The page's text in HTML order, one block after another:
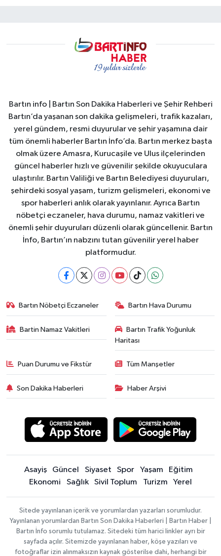
Bartın info | Bartın Son Dakika Haberleri ve Şehir Rehberi
Bartın’da yaşanan son dakika gelişmeleri, trafik kazaları,
yerel gündem, resmi duyurular ve şehir yaşamına dair
tüm önemli haberler Bartın İnfo’da. Bartın merkez başta
olmak üzere Amasra, Kurucaşile ve Ulus ilçelerinden
güncel haberler hızlı ve güvenilir şekilde okuyuculara
ulaştırılır. Bartın Valiliği ve Bartın Belediyesi duyuruları,
şehirdeki sosyal yaşam, turizm gelişmeleri, ekonomi ve
spor haberleri anlık olarak yayınlanır. Ayrıca Bartın
nöbetçi eczaneler, hava durumu, namaz vakitleri ve
önemli şehir duyuruları düzenli olarak güncellenir. Bartın
İnfo, Bartın’ın nabzını tutan güvenilir yerel haber
platformudur.
Bartın Nöbetçi Eczaneler Bartın Hava Durumu
Bartin Namaz Vakitleri
Bartın Trafik Yoğunluk
Haritası
Puan Durumu ve Fikstür Tüm Manşetler
Son Dakika Haberleri Haber Arşivi
Asayiş Güncel Siyaset Spor Yaşam
Eğitim
Ekonomi
Sağlık Sivil Toplum Turizm Yerel
Sitede yayınlanan içerik ve yorumlardan yazarları sorumludur.
Yayınlanan yorumlardan Bartın Son Dakika Haberleri | Bartın Haber |
Bartın İnfo sorumlu tutulamaz. Sitedeki tüm harici linkler ayrı bir
sayfada açılır. Sitemizde yayınlanan haber, köşe yazıları ve
fotoğraflar izin alınmaksızın kaynak gösterilse dahi, herhangi bir